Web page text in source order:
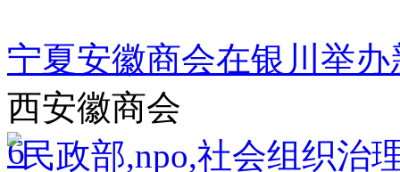
宁夏安徽商会在银川举
西安徽商会
6